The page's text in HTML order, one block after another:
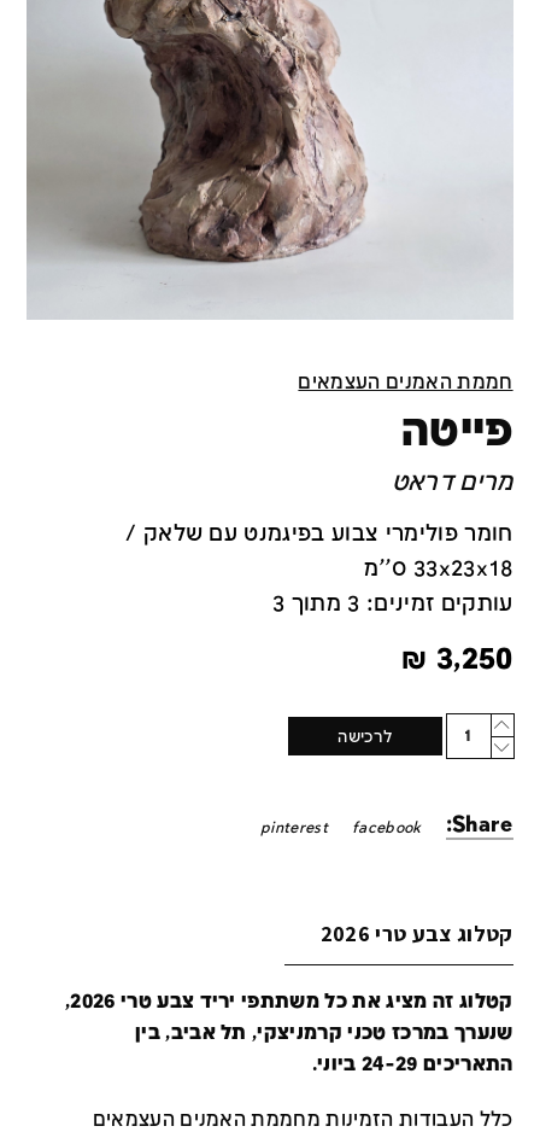
חממת האמנים העצמאים
פייטה
מרים דראט
חומר פולימרי צבוע בפיגמנט עם שלאק /
33x23x18 ס''מ
עותקים זמינים: 3 מתוך 3
3,250
₪
Quantity
לרכישה
Share:
facebook
pinterest
קטלוג צבע טרי 2026
קטלוג זה מציג את כל משתתפי יריד צבע טרי 2026,
שנערך במרכז טכני קרמניצקי, תל אביב, בין
התאריכים 24-29 ביוני.
כלל העבודות הזמינות מחממת האמנים העצמאים